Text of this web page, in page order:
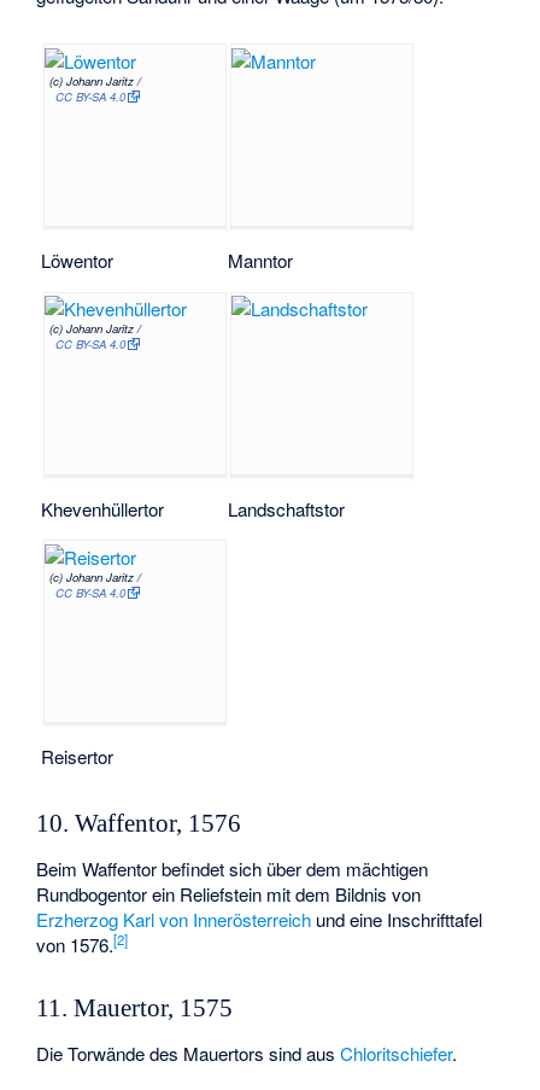
(c) Johann Jaritz /
CC BY-SA 4.0
Löwentor Manntor
(c) Johann Jaritz /
CC BY-SA 4.0
Khevenhüllertor Landschaftstor
(c) Johann Jaritz /
CC BY-SA 4.0
Reisertor
10. Waffentor, 1576
Beim Waffentor befindet sich über dem mächtigen
Rundbogentor ein Reliefstein mit dem Bildnis von
Erzherzog Karl von Innerösterreich und eine Inschrifttafel
von 1576.[2]
11. Mauertor, 1575
Die Torwände des Mauertors sind ausChloritschiefer.